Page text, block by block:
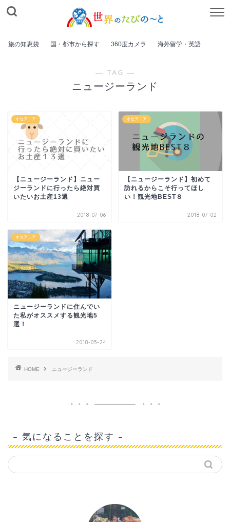
旅の知恵袋 国・都市から探す 360度カメラ 海外留学・英語
― TAG ―
ニュージーランド
オセアニア
【ニュージーランド】ニュー
ジーランドに行ったら絶対買
いたいお土産13選
2018-07-06
オセアニア
【ニュージーランド】初めて
訪れるからこそ行ってほし
い！観光地BEST８
2018-07-02
オセアニア
ニュージーランドに住んでい
た私がオススメする観光地5
選！
2018-05-24
HOME ニュージーランド
– 気になることを探す –